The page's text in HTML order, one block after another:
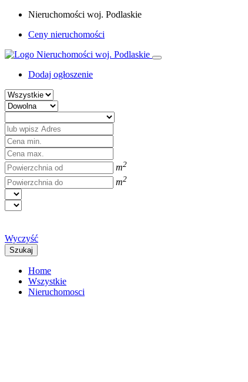
Nieruchomości woj. Podlaskie
Ceny nieruchomości
Dodaj ogłoszenie
m2
m2
Wyczyść
Szukaj
Home
Wszystkie
Nieruchomosci